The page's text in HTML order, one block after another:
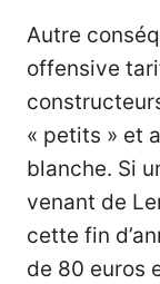
Autre
offensive
« petits » et
blanche. Si
venant de
cette fin
de 80 euros